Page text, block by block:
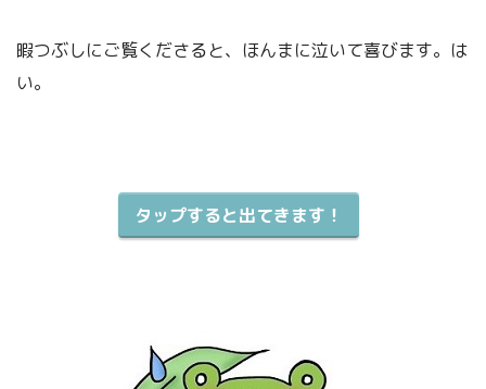
「幸福論」【不安と感情】不安で動揺し
たら、こう考えて退治してみる。
「幸福論」【不安と感情】嫌な感情を追
い払いたいときに、すること。
暇つぶしにご覧くださると、ほんまに泣いて喜びます。は
い。
タップすると出てきます！